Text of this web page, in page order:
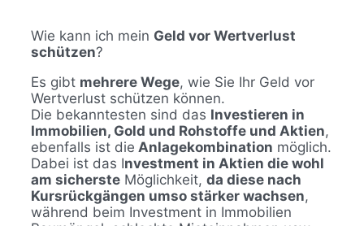
Wie kann ich mein Geld vor Wertverlust
schützen?
Es gibt mehrere Wege, wie Sie Ihr Geld vor
Wertverlust schützen können.
Die bekanntesten sind das Investieren in
Immobilien, Gold und Rohstoffe und Aktien,
ebenfalls ist die Anlagekombination möglich.
Dabei ist das Investment in Aktien die wohl
am sicherste Möglichkeit, da diese nach
Kursrückgängen umso stärker wachsen,
während beim Investment in Immobilien